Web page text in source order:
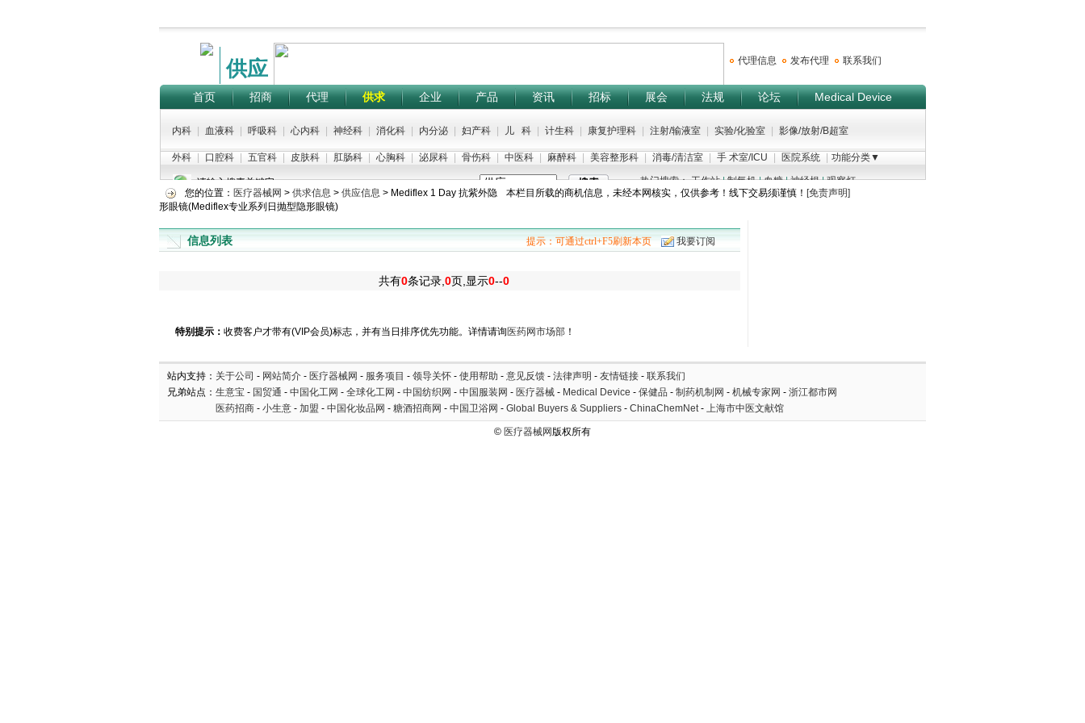
供应 代理信息 发布代理 联系我们
首页 招商 代理 供求 企业 产品 资讯 招标 展会 法规 论坛 Medical Device
内科 血液科 呼吸科 心内科 神经科 消化科 内分泌 妇产科 儿 科 计生科 康复护理科 注射/输液室 实验/化验室 影像/放射/B超室
外科 口腔科 五官科 皮肤科 肛肠科 心胸科 泌尿科 骨伤科 中医科 麻醉科 美容整形科 消毒/清洁室 手 术室/ICU 医院系统 功能分类▼
请输入搜素关键字： 热门搜索： 工作站|制氧机|血糖|神经根|观察灯
您的位置： 医疗器械网 > 供求信息 > 供应信息 > Mediflex 1 Day 抗紫外隐
形眼镜(Mediflex专业系列日抛型隐形眼镜)
本栏目所载的商机信息，未经本网核实，仅供参考！线下交易须谨慎！ [免责声明]
信息列表 提示：可通过ctrl+F5刷新本页 我要订阅
共有0条记录, 0页,显示0--0
特别提示： 收费客户才带有(VIP会员)标志，并有当日排序优先功能。详情请询医药网市场部 ！
站内支持： 关于公司 - 网站简介 - 医疗器械网 - 服务项目 - 领导关怀 - 使用帮助 - 意见反馈 - 法律声明 - 友情链接 - 联系我们
兄弟站点： 生意宝 - 国贸通 - 中国化工网 - 全球化工网 - 中国纺织网 - 中国服装网 - 医疗器械 - Medical Device - 保健品 - 制药机制网 - 机械专家网 - 浙江都市网
医药招商 - 小生意 - 加盟 - 中国化妆品网 - 糖酒招商网 - 中国卫浴网 - Global Buyers & Suppliers - ChinaChemNet - 上海市中医文献馆
© 医疗器械网版权所有